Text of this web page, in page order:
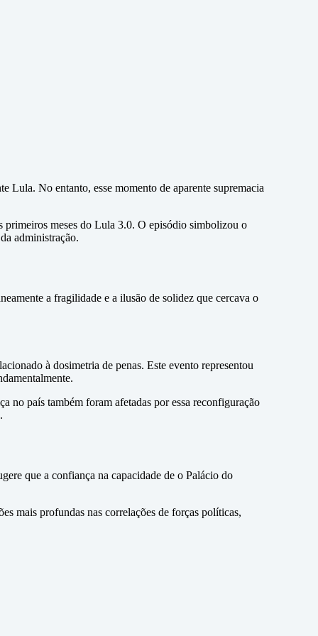
Lula. No entanto, esse momento de aparente supremacia
primeiros meses do Lula 3.0. O episódio simbolizou o
administração.
a fragilidade e a ilusão de solidez que cercava o
à dosimetria de penas. Este evento representou
no país também foram afetadas por essa reconfiguração
que a confiança na capacidade de o Palácio do
mais profundas nas correlações de forças políticas,